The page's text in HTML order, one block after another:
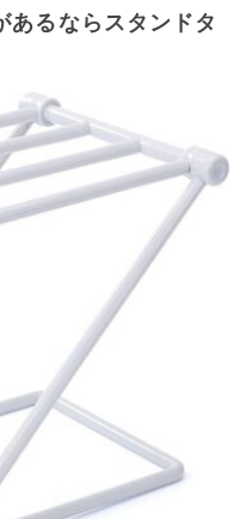
あるならスタンドタ